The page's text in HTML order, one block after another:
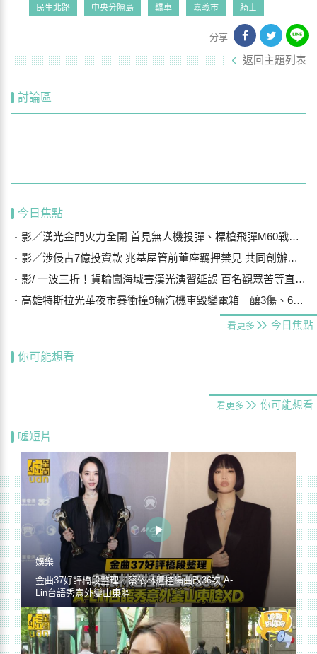
民生北路 中央分隔島 轎車 嘉義市 騎士
分享
返回主題列表
討論區
今日焦點
影／漢光金門火力全開 首見無人機投彈、標槍飛彈M60戰車阻敵
影／涉侵占7億投資款 兆基屋管前董座羈押禁見 共同創辦人200萬交保
影/ 一波三折！貨輪闖海域害漢光演習延誤 百名觀眾苦等直呼可惜
高雄特斯拉光華夜市暴衝撞9輛汽機車毀變電箱 釀3傷、600戶停電
看更多 今日焦點
你可能想看
看更多 你可能想看
噓短片
娛樂
金曲37好評橋段整理／蔡依林遭控編曲改36次 A-
Lin台語秀意外變山東腔